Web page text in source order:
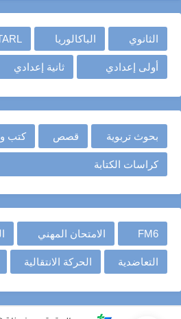
الثانوي الباكالوريا
أولى إعدادي ثانية إعدادي
بحوث تربوية قصص كتب
كراسات الكتابة
FM6 الامتحان المهني
التعاضدية الحركة الانتقالية